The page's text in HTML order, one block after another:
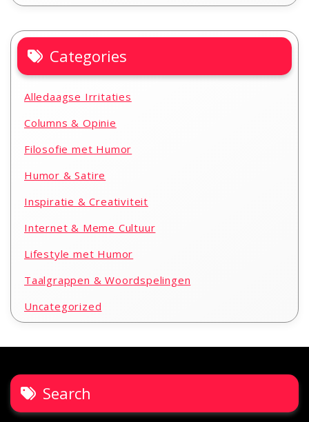
Categories
Alledaagse Irritaties
Columns & Opinie
Filosofie met Humor
Humor & Satire
Inspiratie & Creativiteit
Internet & Meme Cultuur
Lifestyle met Humor
Taalgrappen & Woordspelingen
Uncategorized
Search